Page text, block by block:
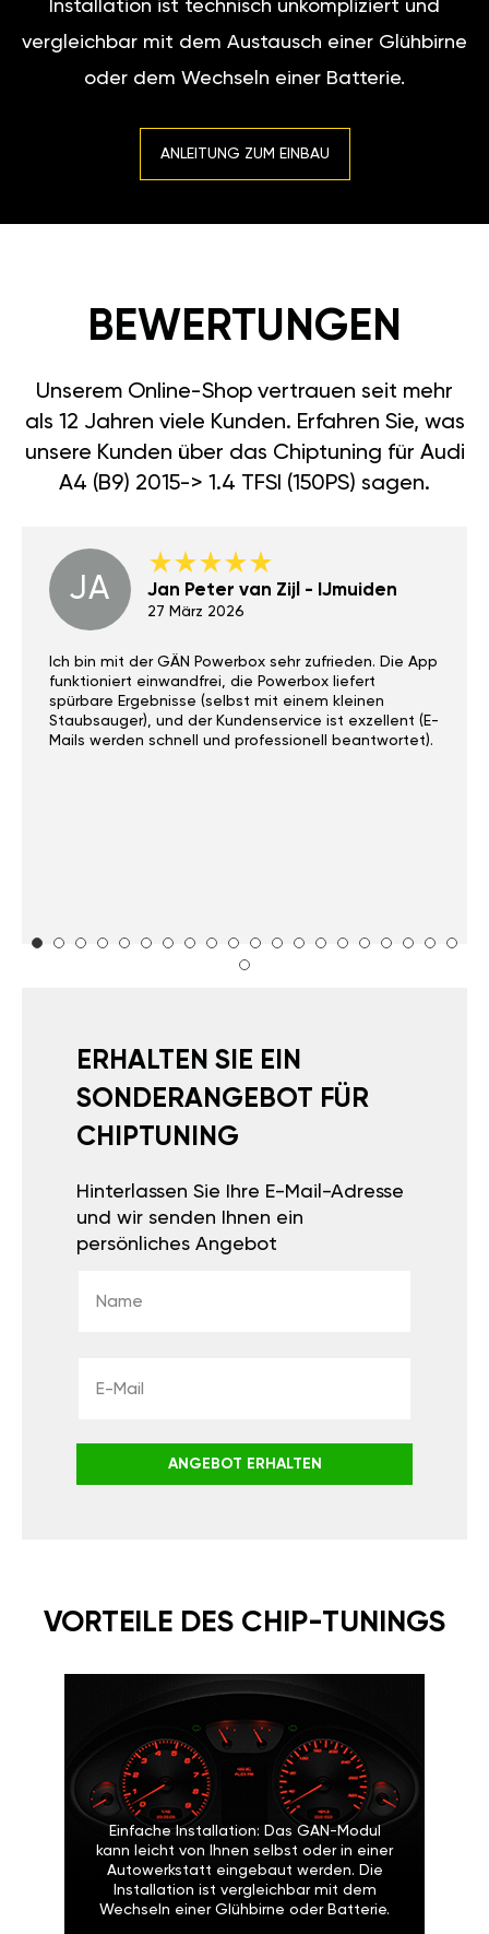
Installation ist technisch unkompliziert und
vergleichbar mit dem Austausch einer Glühbirne
oder dem Wechseln einer Batterie.
ANLEITUNG ZUM EINBAU
BEWERTUNGEN
Unserem Online-Shop vertrauen seit mehr
als 12 Jahren viele Kunden. Erfahren Sie, was
unsere Kunden über das Chiptuning für Audi
A4 (B9) 2015-> 1.4 TFSI (150PS) sagen.
JA Jan Peter van Zijl - IJmuiden
27 März 2026
Ich bin mit der GÄN Powerbox sehr zufrieden. Die App
funktioniert einwandfrei, die Powerbox liefert
spürbare Ergebnisse (selbst mit einem kleinen
Staubsauger), und der Kundenservice ist exzellent (E-
Mails werden schnell und professionell beantwortet).
ERHALTEN SIE EIN
SONDERANGEBOT FÜR
CHIPTUNING
Hinterlassen Sie Ihre E-Mail-Adresse
und wir senden Ihnen ein
persönliches Angebot
ANGEBOT ERHALTEN
VORTEILE DES CHIP-TUNINGS
Einfache Installation: Das GAN-Modul
kann leicht von Ihnen selbst oder in einer
Autowerkstatt eingebaut werden. Die
Installation ist vergleichbar mit dem
Wechseln einer Glühbirne oder Batterie.